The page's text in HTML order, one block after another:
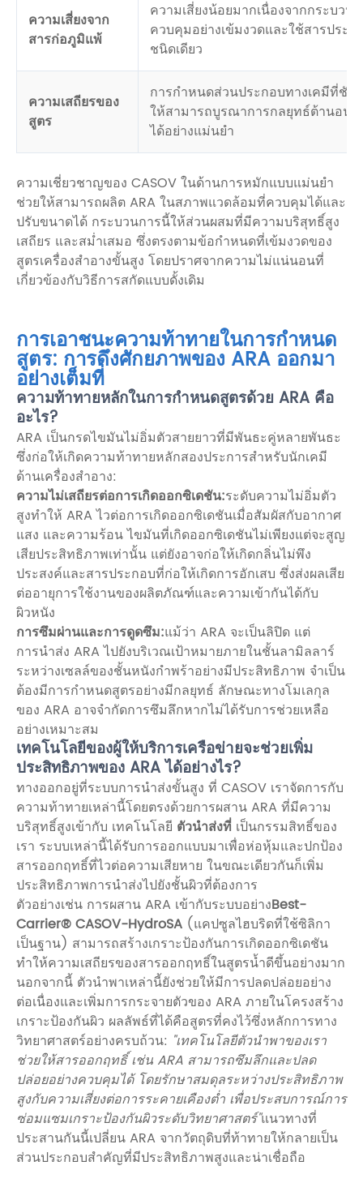
ความเสี่ยงจาก
สารก่อภูมิแพ้
ความเสี่ยงน้อยมากเนื่องจากกระบวน
ควบคุมอย่างเข้มงวดและใช้สารประก
ชนิดเดียว
ความเสถียรของ
สูตร
การกำหนดส่วนประกอบทางเคมีที่ชัด
ให้สามารถบูรณาการกลยุทธ์ต้านอนุ
ได้อย่างแม่นยำ
ความเชี่ยวชาญของ CASOV ในด้านการหมักแบบแม่นยำ
ช่วยให้สามารถผลิต ARA ในสภาพแวดล้อมที่ควบคุมได้และ
ปรับขนาดได้ กระบวนการนี้ให้ส่วนผสมที่มีความบริสุทธิ์สูง
เสถียร และสม่ำเสมอ ซึ่งตรงตามข้อกำหนดที่เข้มงวดของ
สูตรเครื่องสำอางขั้นสูง โดยปราศจากความไม่แน่นอนที่
เกี่ยวข้องกับวิธีการสกัดแบบดั้งเดิม
การเอาชนะความท้าทายในการกำหนด
สูตร: การดึงศักยภาพของ ARA ออกมา
อย่างเต็มที่
ความท้าทายหลักในการกำหนดสูตรด้วย ARA คือ
อะไร?
ARA เป็นกรดไขมันไม่อิ่มตัวสายยาวที่มีพันธะคู่หลายพันธะ
ซึ่งก่อให้เกิดความท้าทายหลักสองประการสำหรับนักเคมี
ด้านเครื่องสำอาง:
ความไม่เสถียรต่อการเกิดออกซิเดชัน:ระดับความไม่อิ่มตัว
สูงทำให้ ARA ไวต่อการเกิดออกซิเดชันเมื่อสัมผัสกับอากาศ
แสง และความร้อน ไขมันที่เกิดออกซิเดชันไม่เพียงแต่จะสูญ
เสียประสิทธิภาพเท่านั้น แต่ยังอาจก่อให้เกิดกลิ่นไม่พึง
ประสงค์และสารประกอบที่ก่อให้เกิดการอักเสบ ซึ่งส่งผลเสีย
ต่ออายุการใช้งานของผลิตภัณฑ์และความเข้ากันได้กับ
ผิวหนัง
การซึมผ่านและการดูดซึม:แม้ว่า ARA จะเป็นลิปิด แต่
การนำส่ง ARA ไปยังบริเวณเป้าหมายภายในชั้นลามิลลาร์
ระหว่างเซลล์ของชั้นหนังกำพร้าอย่างมีประสิทธิภาพ จำเป็น
ต้องมีการกำหนดสูตรอย่างมีกลยุทธ์ ลักษณะทางโมเลกุล
ของ ARA อาจจำกัดการซึมลึกหากไม่ได้รับการช่วยเหลือ
อย่างเหมาะสม
เทคโนโลยีของผู้ให้บริการเครือข่ายจะช่วยเพิ่ม
ประสิทธิภาพของ ARA ได้อย่างไร?
ทางออกอยู่ที่ระบบการนำส่งขั้นสูง ที่ CASOV เราจัดการกับ
ความท้าทายเหล่านี้โดยตรงด้วยการผสาน ARA ที่มีความ
บริสุทธิ์สูงเข้ากับ เทคโนโลยี ตัวนำส่งที่ เป็นกรรมสิทธิ์ของ
เรา ระบบเหล่านี้ได้รับการออกแบบมาเพื่อห่อหุ้มและปกป้อง
สารออกฤทธิ์ที่ไวต่อความเสียหาย ในขณะเดียวกันก็เพิ่ม
ประสิทธิภาพการนำส่งไปยังชั้นผิวที่ต้องการ
ตัวอย่างเช่น การผสาน ARA เข้ากับระบบอย่างBest-
Carrier® CASOV-HydroSA (แคปซูลไฮบริดที่ใช้ซิลิกา
เป็นฐาน) สามารถสร้างเกราะป้องกันการเกิดออกซิเดชัน
ทำให้ความเสถียรของสารออกฤทธิ์ในสูตรน้ำดีขึ้นอย่างมาก
นอกจากนี้ ตัวนำพาเหล่านี้ยังช่วยให้มีการปลดปล่อยอย่าง
ต่อเนื่องและเพิ่มการกระจายตัวของ ARA ภายในโครงสร้าง
เกราะป้องกันผิว ผลลัพธ์ที่ได้คือสูตรที่คงไว้ซึ่งหลักการทาง
วิทยาศาสตร์อย่างครบถ้วน: "เทคโนโลยีตัวนำพาของเรา
ช่วยให้สารออกฤทธิ์ เช่น ARA สามารถซึมลึกและปลด
ปล่อยอย่างควบคุมได้ โดยรักษาสมดุลระหว่างประสิทธิภาพ
สูงกับความเสี่ยงต่อการระคายเคืองต่ำ เพื่อประสบการณ์การ
ซ่อมแซมเกราะป้องกันผิวระดับวิทยาศาสตร์"แนวทางที่
ประสานกันนี้เปลี่ยน ARA จากวัตถุดิบที่ท้าทายให้กลายเป็น
ส่วนประกอบสำคัญที่มีประสิทธิภาพสูงและน่าเชื่อถือ